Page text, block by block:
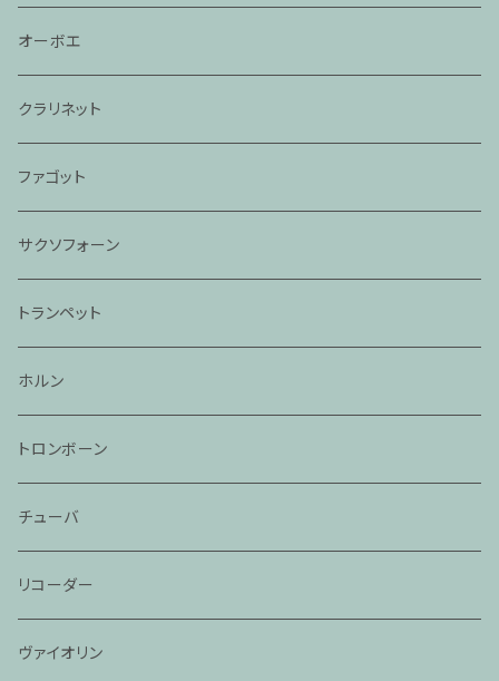
オーボエ
クラリネット
ファゴット
サクソフォーン
トランペット
ホルン
トロンボーン
チューバ
リコーダー
ヴァイオリン